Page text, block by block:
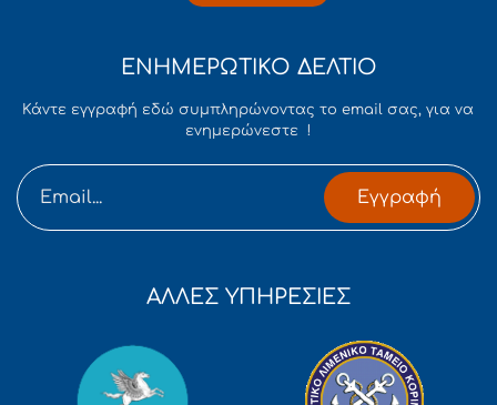
ΕΝΗΜΕΡΩΤΙΚΟ ΔΕΛΤΙΟ
Κάντε εγγραφή εδώ συμπληρώνοντας το email σας, για να
ενημερώνεστε !
Εγγραφή
ΑΛΛΕΣ ΥΠΗΡΕΣΙΕΣ